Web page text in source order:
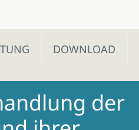
DOWNLOAD
der